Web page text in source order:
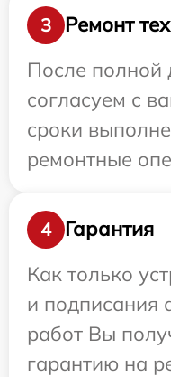
3
Ремонт
После полной
согласуем с
сроки
ремонтные
4
Гарантия
Как только
и подписания
работ Вы
гарантию на